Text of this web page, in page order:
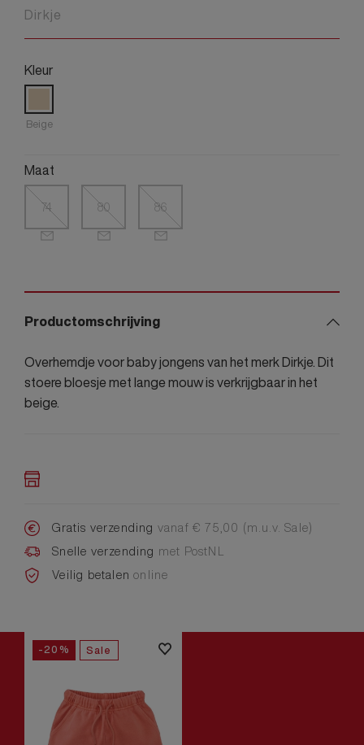
Dirkje
Kleur
Beige
Maat
74 80 86
Productomschrijving
Overhemdje voor baby jongens van het merk Dirkje. Dit
stoere bloesje met lange mouw is verkrijgbaar in het
beige.
Gratis verzending vanaf € 75,00 (m.u.v. Sale)
Snelle verzending met PostNL
Veilig betalenonline
-20% Sale